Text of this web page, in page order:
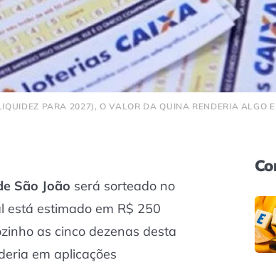
PARA 2027), O VALOR DA QUINA RENDERIA ALGO
São João será sorteado no
está estimado em R$ 250
as cinco dezenas desta
em aplicações